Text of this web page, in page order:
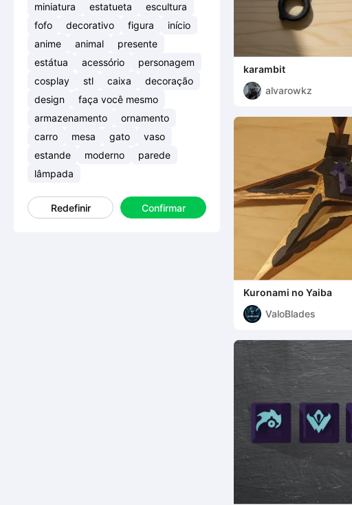
miniatura
estatueta
escultura
fofo
decorativo figura
início
anime
animal
presente
estátua
acessório
personagem
cosplay
stl caixa
decoração
design
faça você mesmo
armazenamento
ornamento
carro
mesa gato
vaso
estande
moderno
parede
lâmpada
Redefinir Confirmar
karambit
alvarowkz
Kuronami no Yaiba
ValoBlades